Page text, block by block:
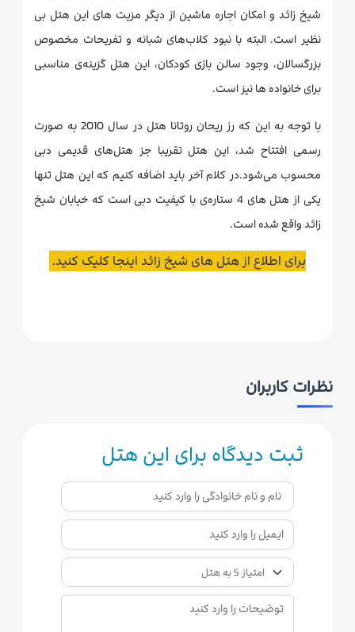
شیخ زائد و امکان اجاره ماشین از دیگر مزیت های این هتل بی
نظیر است. البته با نبود کلاب‌های شبانه و تفریحات مخصوص
بزرگسالان، وجود سالن بازی کودکان، این هتل گزینه‌ی مناسبی
برای خانواده ها نیز است.
با توجه به این که رز ریحان روتانا هتل در سال 2010 به صورت
رسمی افتتاح شد، این هتل تقریبا جز هتل‌های قدیمی دبی
محسوب می‌شود.در کلام آخر باید اضافه کنیم که این هتل تنها
یکی از هتل های 4 ستاره‌ی با کیفیت دبی است که خیابان شیخ
زائد واقع شده است.
برای اطلاع از هتل های شیخ زائد اینجا کلیک کنید.
نظرات کاربران
ثبت دیدگاه برای این هتل